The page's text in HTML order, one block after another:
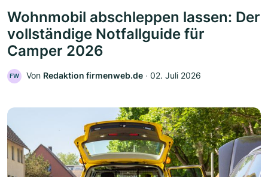
Wohnmobil abschleppen lassen: Der
vollständige Notfallguide für
Camper 2026
FW Von Redaktion firmenweb.de ‧ 02. Juli 2026